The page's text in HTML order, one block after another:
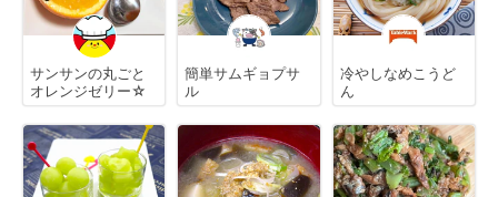
サンサンの丸ごと
オレンジゼリー☆
簡単サムギョプサ
ル
冷やしなめこうど
ん